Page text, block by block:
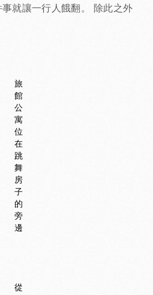
事就讓一行人餓翻。 除此之外
旅
館
公
寓
位
在
跳
舞
房
子
的
旁
邊
從